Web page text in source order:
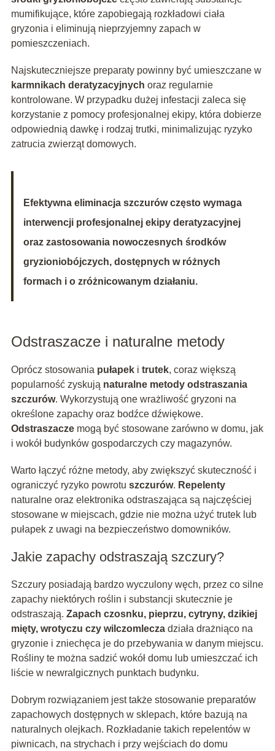
mumifikujące, które zapobiegają rozkładowi ciała
gryzonia i eliminują nieprzyjemny zapach w
pomieszczeniach.
Najskuteczniejsze preparaty powinny być umieszczane w
karmnikach deratyzacyjnych oraz regularnie
kontrolowane. W przypadku dużej infestacji zaleca się
korzystanie z pomocy profesjonalnej ekipy, która dobierze
odpowiednią dawkę i rodzaj trutki, minimalizując ryzyko
zatrucia zwierząt domowych.
Efektywna eliminacja szczurów często wymaga
interwencji profesjonalnej ekipy deratyzacyjnej
oraz zastosowania nowoczesnych środków
gryzioniobójczych, dostępnych w różnych
formach i o zróżnicowanym działaniu.
Odstraszacze i naturalne metody
Oprócz stosowania pułapeki trutek, coraz większą
popularność zyskują naturalne metody odstraszania
szczurów. Wykorzystują one wrażliwość gryzoni na
określone zapachy oraz bodźce dźwiękowe.
Odstraszaczemogą być stosowane zarówno w domu, jak
i wokół budynków gospodarczych czy magazynów.
Warto łączyć różne metody, aby zwiększyć skuteczność i
ograniczyć ryzyko powrotu szczurów. Repelenty
naturalne oraz elektronika odstraszająca są najczęściej
stosowane w miejscach, gdzie nie można użyć trutek lub
pułapek z uwagi na bezpieczeństwo domowników.
Jakie zapachy odstraszają szczury?
Szczury posiadają bardzo wyczulony węch, przez co silne
zapachy niektórych roślin i substancji skutecznie je
odstraszają. Zapach czosnku, pieprzu, cytryny, dzikiej
mięty, wrotyczu czy wilczomleczadziała drażniąco na
gryzonie i zniechęca je do przebywania w danym miejscu.
Rośliny te można sadzić wokół domu lub umieszczać ich
liście w newralgicznych punktach budynku.
Dobrym rozwiązaniem jest także stosowanie preparatów
zapachowych dostępnych w sklepach, które bazują na
naturalnych olejkach. Rozkładanie takich repelentów w
piwnicach, na strychach i przy wejściach do domu